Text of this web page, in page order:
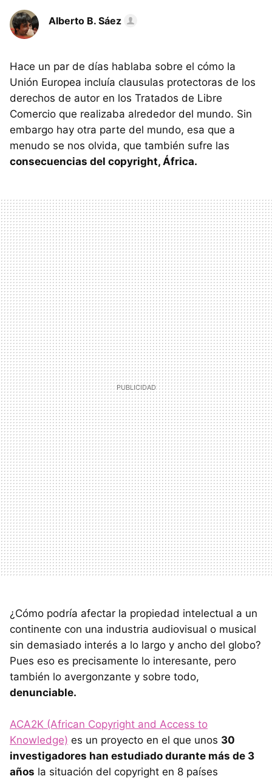
Alberto B. Sáez
Hace un par de días hablaba sobre el cómo la
Unión Europea incluía clausulas protectoras de los
derechos de autor en los Tratados de Libre
Comercio que realizaba alrededor del mundo. Sin
embargo hay otra parte del mundo, esa que a
menudo se nos olvida, que también sufre las
consecuencias del copyright, África.
¿Cómo podría afectar la propiedad intelectual a un
continente con una industria audiovisual o musical
sin demasiado interés a lo largo y ancho del globo?
Pues eso es precisamente lo interesante, pero
también lo avergonzante y sobre todo,
denunciable.
ACA2K (African Copyright and Access to
Knowledge) es un proyecto en el que unos 30
investigadores han estudiado durante más de 3
años la situación del copyright en 8 países